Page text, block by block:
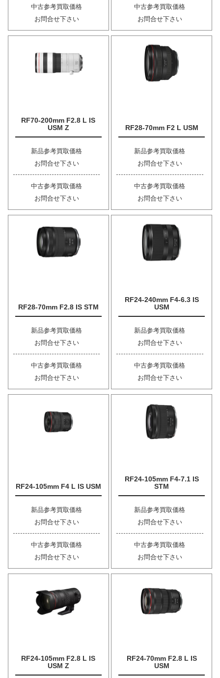
中古参考買取価格
お問合せ下さい
中古参考買取価格
お問合せ下さい
RF70-200mm F2.8 L IS
USM Z
新品参考買取価格
お問合せ下さい
中古参考買取価格
お問合せ下さい
RF28-70mm F2 L USM
新品参考買取価格
お問合せ下さい
中古参考買取価格
お問合せ下さい
RF28-70mm F2.8 IS STM
新品参考買取価格
お問合せ下さい
中古参考買取価格
お問合せ下さい
RF24-240mm F4-6.3 IS
USM
新品参考買取価格
お問合せ下さい
中古参考買取価格
お問合せ下さい
RF24-105mm F4 L IS USM
新品参考買取価格
お問合せ下さい
中古参考買取価格
お問合せ下さい
RF24-105mm F4-7.1 IS
STM
新品参考買取価格
お問合せ下さい
中古参考買取価格
お問合せ下さい
RF24-105mm F2.8 L IS
USM Z
RF24-70mm F2.8 L IS
USM